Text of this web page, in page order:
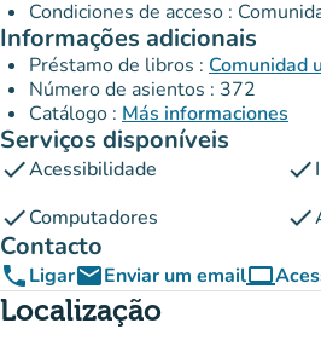
Condiciones de acceso :
Informações adicionais
Préstamo de libros : Comunidad
Número de asientos : 372
Catálogo : Más informaciones
Serviços disponíveis
checkAcessibilidade check
checkComputadores check
Contacto
phoneLigaremailEnviar um emailcomputer
Localização